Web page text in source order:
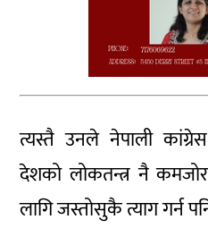
त्यस्तै उनले नेपाली
देशको लोकतन्त्र नै कमजोर
लागि जस्तोसुकै त्याग गर्न